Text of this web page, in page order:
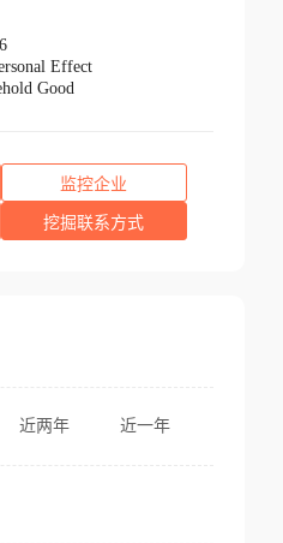
Effect
Good
监控企业
挖掘联系方式
近两年 近一年